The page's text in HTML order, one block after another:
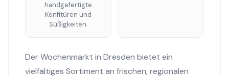
handgefertigte
Konfitüren und
Süßigkeiten.
Der Wochenmarkt in Dresden bietet ein
vielfältiges Sortiment an frischen, regionalen